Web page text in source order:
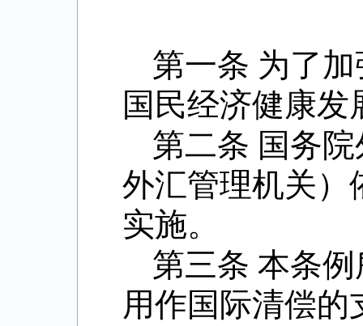
第一条 为了
国民经济健康
第二条 国务
外汇管理机关）
实施。
第三条 本条
用作国际清偿的